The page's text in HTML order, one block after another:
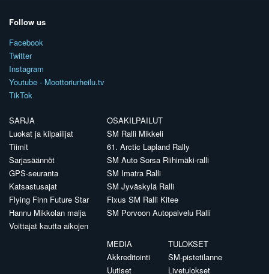
Follow us
Facebook
Twitter
Instagram
Youtube - Moottoriurheilu.tv
TikTok
SARJA
Luokat ja kilpailijat
Tiimit
Sarjasäännöt
GPS-seuranta
Katsastusajat
Flying Finn Future Star
Hannu Mikkolan malja
Voittajat kautta aikojen
OSAKILPAILUT
SM Ralli Mikkeli
61. Arctic Lapland Rally
SM Auto Sorsa Riihimäki-ralli
SM Imatra Ralli
SM Jyväskylä Ralli
Fixus SM Ralli Kitee
SM Porvoon Autopalvelu Ralli
MEDIA
Akkreditointi
Uutiset
TULOKSET
SM-pistetilanne
Livetulokset